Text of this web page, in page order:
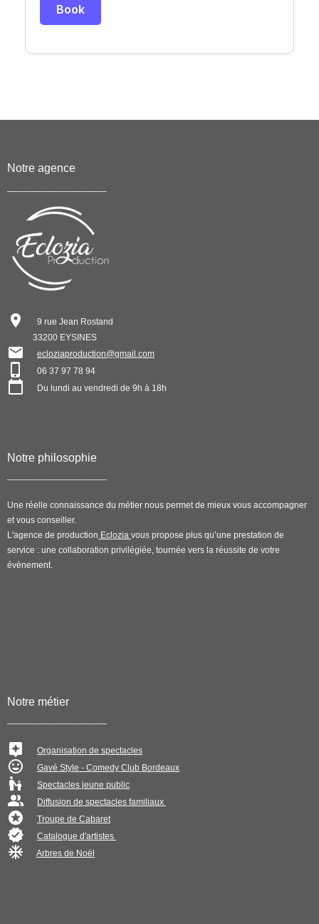
Notre agence
9 rue Jean Rostand
33200 EYSINES
ecloziaproduction@gmail.com
06 37 97 78 94
Du lundi au vendredi de 9h à 18h
Notre philosophie
Une réelle connaissance du métier nous permet de mieux vous accompagner
et vous conseiller.
L'agence de production Eclozia vous propose plus qu’une prestation de
service : une collaboration privilégiée, tournée vers la réussite de votre
évènement.
Notre métier
Organisation de spectacles
Gavé Style - Comedy Club Bordeaux
Spectacles jeune public
Diffusion de spectacles familiaux
Troupe de Cabaret
Catalogue d'artistes
Arbres de Noël